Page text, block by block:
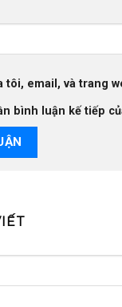
tôi, email, và trang
bình luận kế tiếp